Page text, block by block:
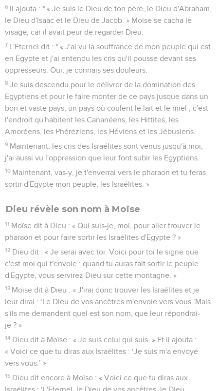
6 Il ajouta : * « Je suis le Dieu de ton père, le Dieu d'Abraham,
le Dieu d'Isaac et le Dieu de Jacob. » Moïse se cacha le
visage, car il avait peur de regarder Dieu.
7 L'Eternel dit : * « J'ai vu la souffrance de mon peuple qui est
en Egypte et j'ai entendu les cris qu'il pousse devant ses
oppresseurs. Oui, je connais ses douleurs.
8 Je suis descendu pour le délivrer de la domination des
Egyptiens et pour le faire monter de ce pays jusque dans un
bon et vaste pays, un pays où coulent le lait et le miel ; c'est
l'endroit qu'habitent les Cananéens, les Hittites, les
Amoréens, les Phéréziens, les Héviens et les Jébusiens.
9 Maintenant, les cris des Israélites sont venus jusqu'à moi,
j'ai aussi vu l'oppression que leur font subir les Egyptiens.
10 Maintenant, vas-y, je t'enverrai vers le pharaon et tu feras
sortir d'Egypte mon peuple, les Israélites. »
Dieu révèle son nom à Moïse
11 Moïse dit à Dieu : « Qui suis-je, moi, pour aller trouver le
pharaon et pour faire sortir les Israélites d'Egypte ? »
12 Dieu dit : « Je serai avec toi. Voici pour toi le signe que
c'est moi qui t'envoie : quand tu auras fait sortir le peuple
d'Egypte, vous servirez Dieu sur cette montagne. »
13 Moïse dit à Dieu : « J'irai donc trouver les Israélites et je
leur dirai : ‘Le Dieu de vos ancêtres m'envoie vers vous.’Mais
s'ils me demandent quel est son nom, que leur répondrai-
je ? »
14 Dieu dit à Moïse : « Je suis celui qui suis. » Et il ajouta :
« Voici ce que tu diras aux Israélites : ‘Je suis m'a envoyé
vers vous.’ »
15 Dieu dit encore à Moïse : « Voici ce que tu diras aux
Israélites : ‘L'Eternel, le Dieu de vos ancêtres, le Dieu